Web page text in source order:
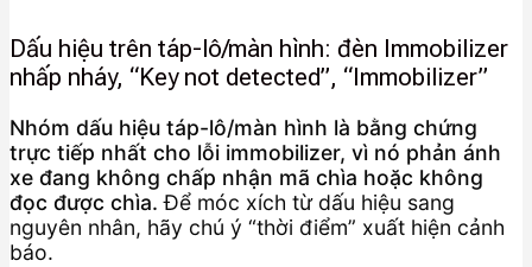
Dấu hiệu trên táp-lô/màn hình: đèn Immobilizer
nhấp nháy, “Key not detected”, “Immobilizer”
Nhóm dấu hiệu táp-lô/màn hình là bằng chứng
trực tiếp nhất cho lỗi immobilizer, vì nó phản ánh
xe đang không chấp nhận mã chìa hoặc không
đọc được chìa. Để móc xích từ dấu hiệu sang
nguyên nhân, hãy chú ý “thời điểm” xuất hiện cảnh
báo.